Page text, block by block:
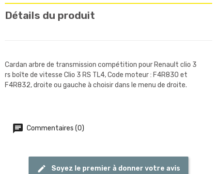
Détails du produit
Cardan arbre de transmission compétition pour Renault clio 3
rs boîte de vitesse Clio 3 RS TL4, Code moteur : F4R830 et
F4R832, droite ou gauche à choisir dans le menu de droite.
Commentaires (0)
Soyez le premier à donner votre avis